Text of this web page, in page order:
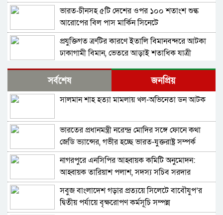
ভারত-চীনসহ ৫টি দেশের ওপর ১০০ শতাংশ শুল্ক
আরোপের বিল পাস মার্কিন সিনেটে
প্রযুক্তিগত ত্রুটির কারণে ইতালি বিমানবন্দরে আটকা
ঢাকাগামী বিমান, ভেতরে আড়াই শতাধিক যাত্রী
দিল্লিতে হাসিনার বক্তব্য: আগের কথাই আবার বলল
ভারত
বাংলাদেশ-পাকিস্তানসহ ১৩ দেশের জোট, কমান্ডার
ভারতের চিকেন নেক নিয়ে নতুন পরিকল্পনা
শুভেন্দুর কৌশলে বদলে যাচ্ছে পশ্চিমবঙ্গের রাজনীতির
সমীকরণ
বাংলাদেশের সঙ্গে ফারাক্কা চুক্তি নবায়ন না করার দাবি
ভারতীয় এমপির
সর্বশেষ জনপ্রিয়
সালমান শাহ হত্যা মামলায় খল-অভিনেতা ডন আটক
ভারতের প্রধানমন্ত্রী নরেন্দ্র মোদির সঙ্গে ফোনে কথা
জেডি ভ্যান্সের, গভীর হচ্ছে ভারত-যুক্তরাষ্ট্র সম্পর্ক
নাগরপুরে এনসিপির আহ্বায়ক কমিটি অনুমোদন:
আহ্বায়ক তারিয়াশ পলাশ, সদস্য সচিব সরদার
আশরাফ
সবুজ বাংলাদেশ গড়ার প্রত্যয়ে সিলেটে বাবৌযুপ’র
দ্বিতীয় পর্যায়ে বৃক্ষরোপণ কর্মসূচি সম্পন্ন